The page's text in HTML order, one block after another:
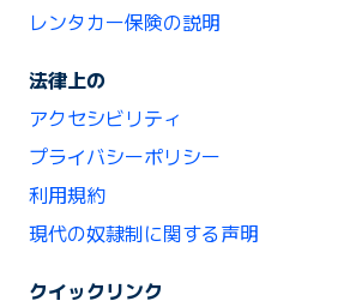
レンタカー保険の説明
法律上の
アクセシビリティ
プライバシーポリシー
利用規約
現代の奴隷制に関する声明
クイックリンク